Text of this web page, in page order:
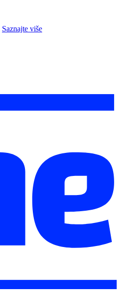
Saznajte više